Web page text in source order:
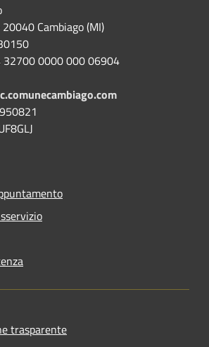
Cambiago (MI)
32700 0000 000 06904
trasparente